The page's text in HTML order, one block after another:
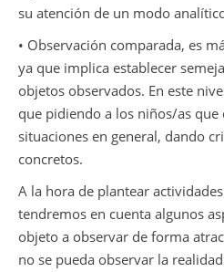
su atención de un modo
• Observación comparada, es
ya que implica establecer
objetos observados. En este
que pidiendo a los niños/as
situaciones en general, dando
concretos.
A la hora de plantear
tendremos en cuenta algunos
objeto a observar de forma
no se pueda observar la